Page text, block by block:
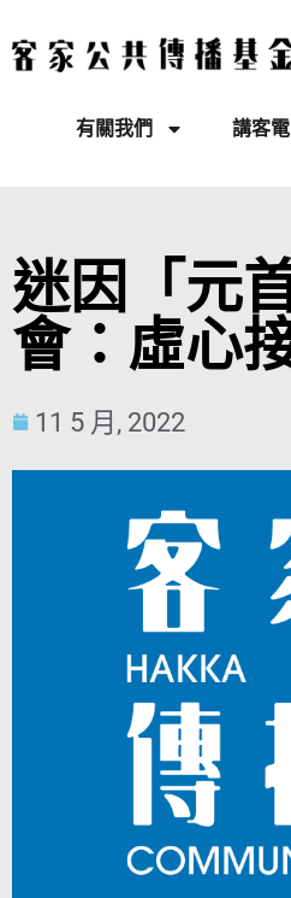
有關我們 講客
迷因「元
會：虛心
11 5 月, 2022